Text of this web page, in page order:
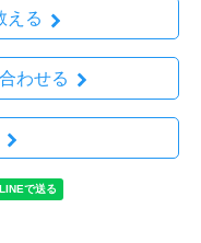
える
わせる